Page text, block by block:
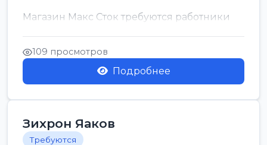
Магазин Макс Сток требуются работники
109 просмотров
Подробнее
Зихрон Яаков
Требуются